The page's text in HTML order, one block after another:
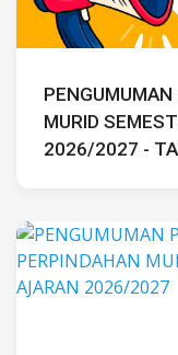
MURID
2026/2027 -